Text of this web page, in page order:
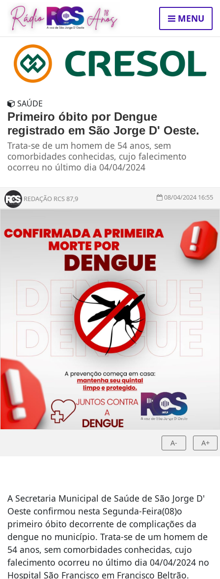
MENU
SAÚDE
Primeiro óbito por Dengue
registrado em São Jorge D' Oeste.
Trata-se de um homem de 54 anos, sem
comorbidades conhecidas, cujo falecimento
ocorreu no último dia 04/04/2024
REDAÇÃO RCS 87,9 08/04/2024 16:55
A- A+
A Secretaria Municipal de Saúde de São Jorge D'
Oeste confirmou nesta Segunda-Feira(08)o
primeiro óbito decorrente de complicações da
dengue no município. Trata-se de um homem de
54 anos, sem comorbidades conhecidas, cujo
falecimento ocorreu no último dia 04/04/2024 no
Hospital São Francisco em Francisco Beltrão.